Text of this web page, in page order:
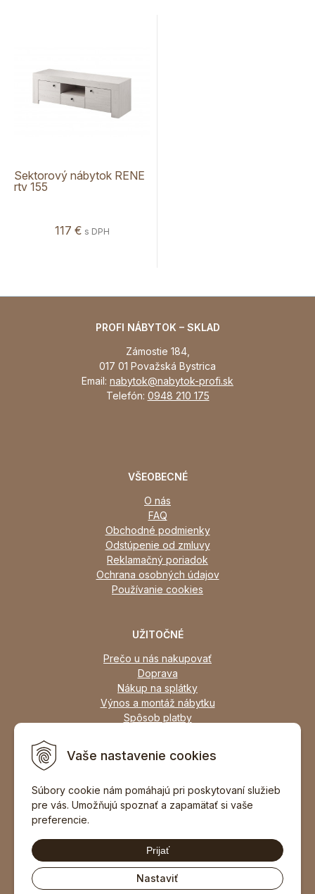
Vaše nastavenie cookies
Súbory cookie nám pomáhajú pri poskytovaní služieb
pre vás. Umožňujú spoznať a zapamätať si vaše
preferencie.
Prijať
Nastaviť
Sektorový nábytok RENE
rtv 155
117 € s DPH
PROFI NÁBYTOK – SKLAD
Zámostie 184,
017 01 Považská Bystrica
Email: nabytok@nabytok-profi.sk
Telefón: 0948 210 175
VŠEOBECNÉ
O nás
FAQ
Obchodné podmienky
Odstúpenie od zmluvy
Reklamačný poriadok
Ochrana osobných údajov
Používanie cookies
UŽITOČNÉ
Prečo u nás nakupovať
Doprava
Nákup na splátky
Výnos a montáž nábytku
Spôsob platby
Zariadime všetky typy interiérov
DOPORUČIŤ ZNÁMEMU